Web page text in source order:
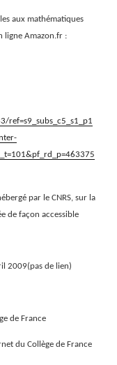
aux mathématiques
ligne Amazon.fr :
par le CNRS, sur la
de façon accessible
2009(pas de lien)
de France
du Collège de France